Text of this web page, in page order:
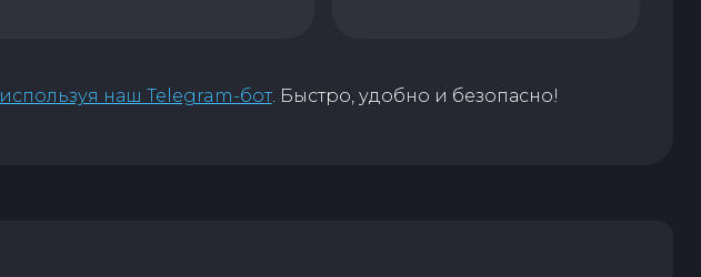
используя наш Telegram-бот. Быстро, удобно и безопасно!